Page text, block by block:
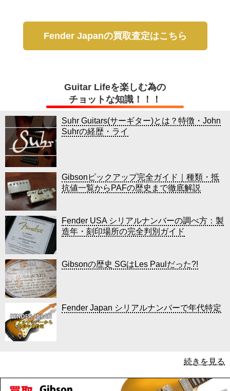
Fender Japanの買取査定はこちら
Guitar Lifeを楽しむ為の
チョットな知識！！！
Suhr Guitars(サーギター)とは？特徴・John
Suhrの経歴・ライ
Gibsonピックアップ完全ガイド｜種類・抵
抗値一覧からPAFの歴史まで徹底解説
Fender USA シリアルナンバーの調べ方：製
造年・刻印場所の完全判別ガイド
Gibsonの歴史 SGはLes Paulだった?!
Fender Japan シリアルナンバーで年代特定
続きを見る